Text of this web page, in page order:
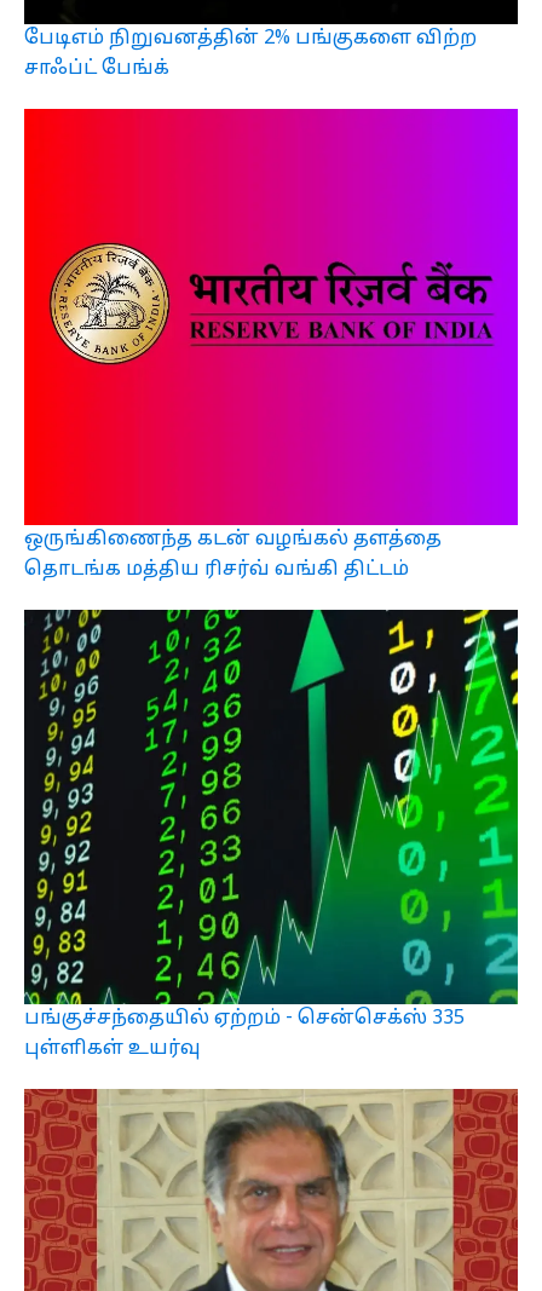
பேடிஎம் நிறுவனத்தின் 2% பங்குகளை விற்ற
சாஃப்ட் பேங்க்
ஒருங்கிணைந்த கடன் வழங்கல் தளத்தை
தொடங்க மத்திய ரிசர்வ் வங்கி திட்டம்
பங்குச்சந்தையில் ஏற்றம் - சென்செக்ஸ் 335
புள்ளிகள் உயர்வு